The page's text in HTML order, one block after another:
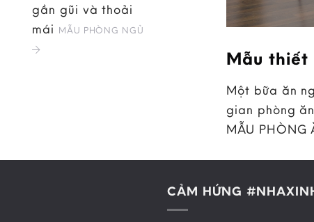
gần gũi và thoải
mái MẪU PHÒNG NGỦ
Mẫu thiết
Một bữa ăn
gian phòng
MẪU
CẢM HỨNG